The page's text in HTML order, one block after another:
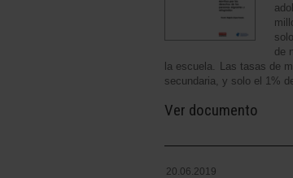
de
la escuela. Las tasas de
secundaria, y solo el 1%
Ver documento
20.06.2019